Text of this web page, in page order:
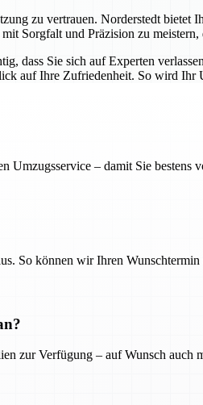
zu vertrauen. Norderstedt
Sorgfalt und Präzision zu
dass Sie sich auf Experten
auf Ihre Zufriedenheit. So wird
Umzugsservice – damit Sie bestens
So können wir Ihren
zur Verfügung – auf Wunsch auch